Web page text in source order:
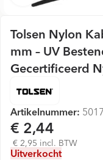
Tolsen Nylon
mm – UV
Gecertificeerd
Artikelnummer:
€ 2,44
€ 2,95 incl. BTW
Uitverkocht